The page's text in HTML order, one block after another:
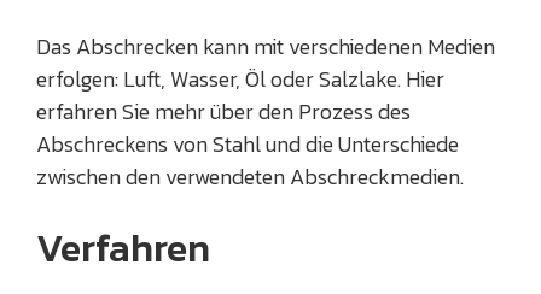
Das Abschrecken kann mit verschiedenen Medien
erfolgen: Luft, Wasser, Öl oder Salzlake. Hier
erfahren Sie mehr über den Prozess des
Abschreckens von Stahl und die Unterschiede
zwischen den verwendeten Abschreckmedien.
Verfahren